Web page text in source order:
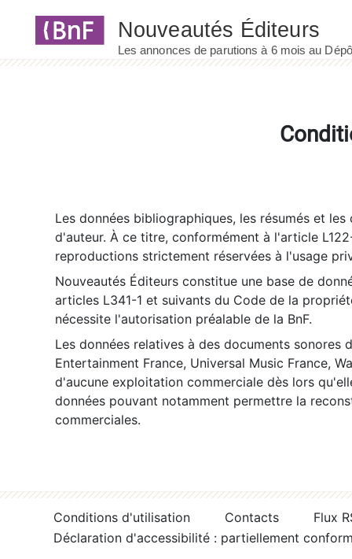
Les données bibliographiques, les résumés et
d'auteur. À ce titre, conformément à l'article
reproductions strictement réservées à l'usage
Nouveautés Éditeurs constitue une base de
articles L341-1 et suivants du Code de la
nécessite l'autorisation préalable de la BnF.
Les données relatives à des documents sonores
Entertainment France, Universal Music France,
d'aucune exploitation commerciale dès lors
données pouvant notamment permettre la
commerciales.
Conditions d'utilisation Contacts
Flux
Déclaration d'accessibilité : partiellement